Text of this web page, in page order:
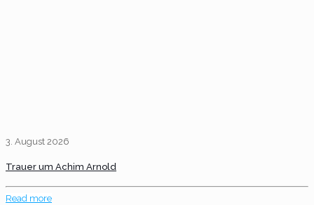
3. August 2026
Trauer um Achim Arnold
Read more